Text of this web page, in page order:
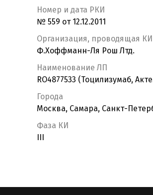
Номер и дата РКИ
№ 559 от 12.12.2011
Организация, проводящая КИ
Ф.Хоффманн-Ля Рош Лтд.
Наименование ЛП
RO4877533 (Тоцилизумаб,
Города
Москва, Самара, Санкт-
Фаза КИ